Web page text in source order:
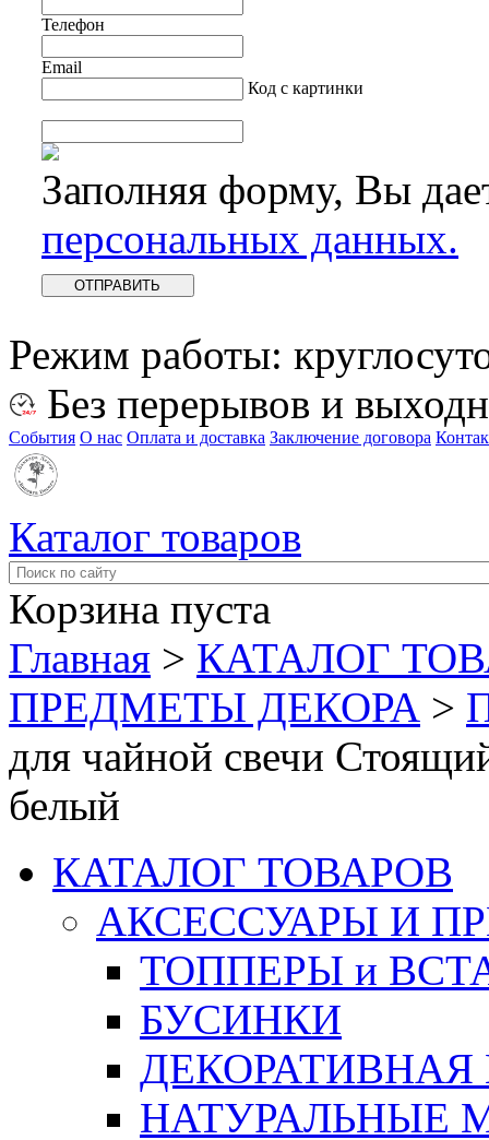
Телефон
Email
Код с картинки
Заполняя форму, Вы
персональных данных.
Режим работы:
Без перерывов и
События О нас Оплата и доставка Заключение договора
Каталог товаров
Корзина пуста
Главная > КАТАЛОГ
ПРЕДМЕТЫ ДЕКОРА >
для чайной свечи
белый
КАТАЛОГ ТОВАРОВ
АКСЕССУАРЫ И
ТОППЕРЫ и
БУСИНКИ
ДЕКОРАТИВНАЯ
НАТУРАЛЬНЫЕ